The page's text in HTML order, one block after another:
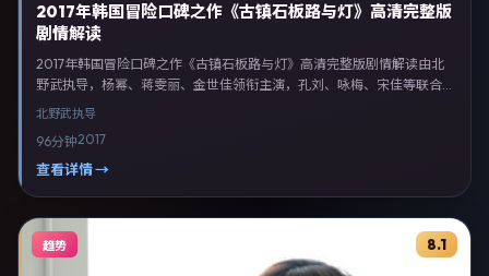
2017年韩国冒险口碑之作《古镇石板路与灯》高清完整版
剧情解读
2017年韩国冒险口碑之作《古镇石板路与灯》高清完整版剧情解读由北
野武执导，杨幂、蒋雯丽、金世佳领衔主演，孔刘、咏梅、宋佳等联合出
演。剧情以冒险类型为主线，融合韩国本土叙事与人物弧光，适合检索
主流院线上映，随后登陆流媒体与电视端。影片在节奏、摄影与配乐上强
调沉浸体验，可作为片单推荐、影评长文与专题策划的引用素材。
北野武执导
96分钟2017
查看详情 →
趋势 8.1